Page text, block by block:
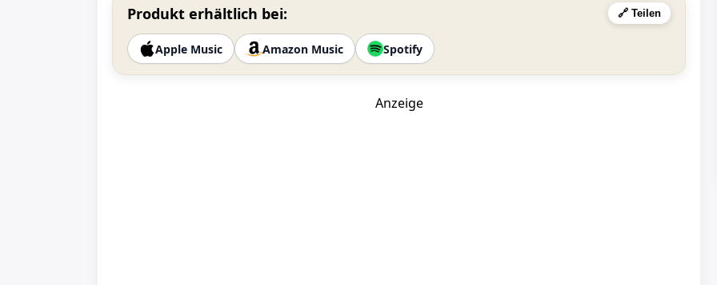
Produkt erhältlich bei: 🔗 Teilen
Apple Music Amazon Music Spotify
Anzeige